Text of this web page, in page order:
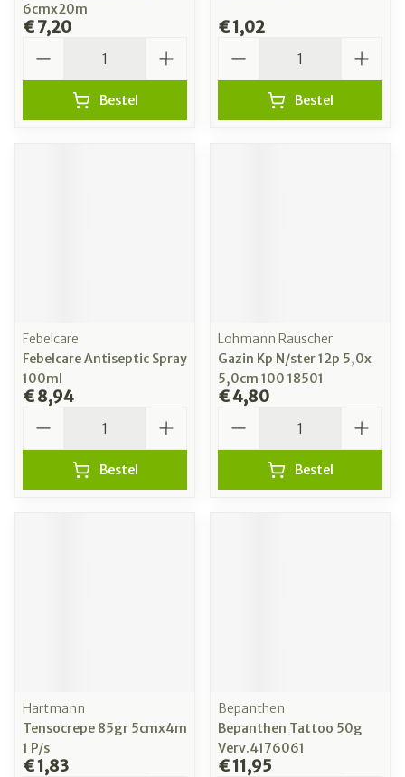
6cmx20m
€ 7,20
Bestel
€ 1,02
Bestel
Febelcare
Febelcare Antiseptic Spray
100ml
€ 8,94
Bestel
Lohmann Rauscher
Gazin Kp N/ster 12p 5,0x
5,0cm 100 18501
€ 4,80
Bestel
Hartmann
Tensocrepe 85gr 5cmx4m
1 P/s
€ 1,83
Bepanthen
Bepanthen Tattoo 50g
Verv.4176061
€ 11,95